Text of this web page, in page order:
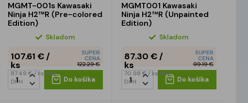
MGMT-001s Kawasaki
Ninja H2™R (Pre-colored
Edition)
Skladom
107.61 €/
ks
87.49 €/ ks bez
DPH
SUPER
CENA
122.29 €
Do košíka
MGMT001 Kawasaki
Ninja H2™R (Unpainted
Edition)
Skladom
87.30 €/
ks
70.98 €/ ks bez
DPH
SUPER
CENA
99.19 €
Do košíka